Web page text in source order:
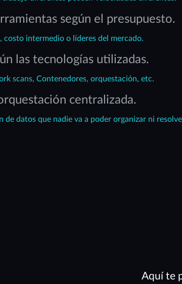
según el presupuesto.
costo intermedio o líderes del mercado.
las tecnologías utilizadas.
scans, Contenedores, orquestación, etc.
centralizada.
de datos que nadie va a poder organizar ni
Aquí te